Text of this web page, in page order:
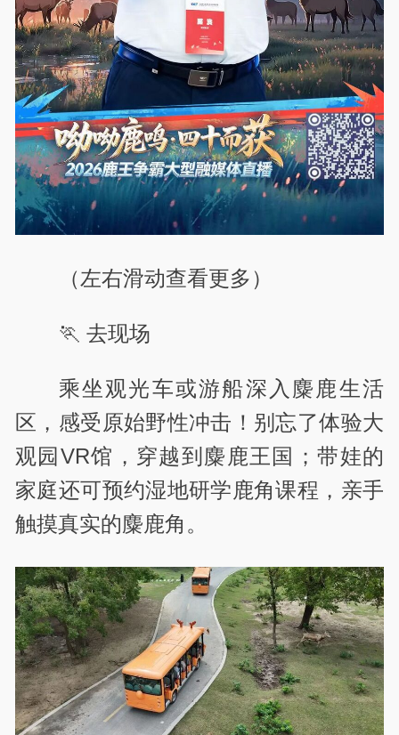
（左右滑动查看更多）
🏃 去现场
乘坐观光车或游船深入麋鹿生活
区，感受原始野性冲击！别忘了体验大
观园VR馆，穿越到麋鹿王国；带娃的
家庭还可预约湿地研学鹿角课程，亲手
触摸真实的麋鹿角。